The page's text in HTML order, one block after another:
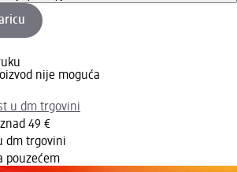
nije moguća
u dm trgovini
49 €
dm trgovini
pouzećem